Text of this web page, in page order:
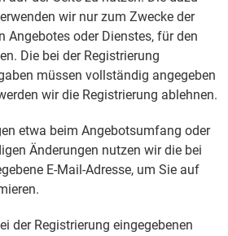
wir nur zum Zwecke der
Angebotes oder Dienstes, für den
Die bei der Registrierung
müssen vollständig angegeben
wir die Registrierung ablehnen.
etwa beim Angebotsumfang oder
Änderungen nutzen wir die bei
E-Mail-Adresse, um Sie auf
der Registrierung eingegebenen